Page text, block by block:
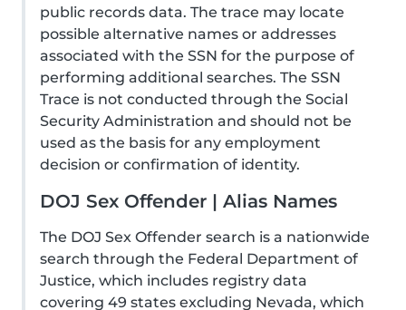
public records data. The trace may locate
possible alternative names or addresses
associated with the SSN for the purpose of
performing additional searches. The SSN
Trace is not conducted through the Social
Security Administration and should not be
used as the basis for any employment
decision or confirmation of identity.
DOJ Sex Offender | Alias Names
The DOJ Sex Offender search is a nationwide
search through the Federal Department of
Justice, which includes registry data
covering 49 states excluding Nevada, which